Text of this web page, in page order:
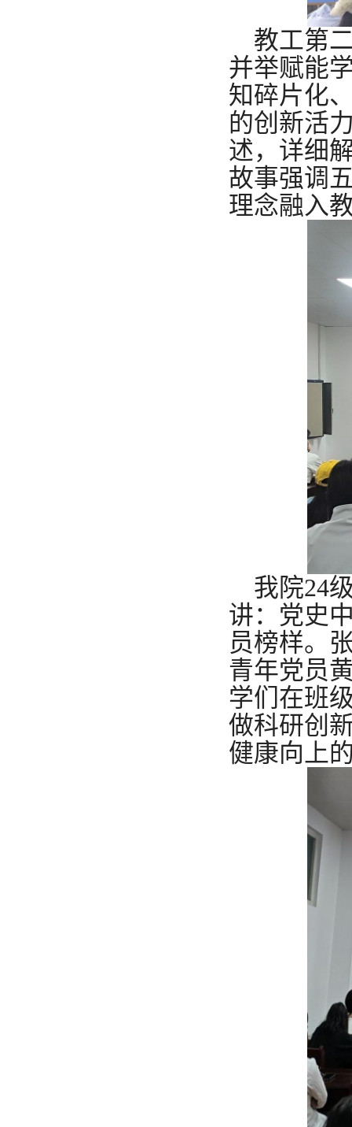
教工第
并举赋能
知碎片化
的创新活
述，详细
故事强调
理念融入
我院24
讲：党史
员榜样。
青年党员
学们在班
做科研创
健康向上